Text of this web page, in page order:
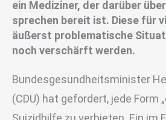
ein Mediziner, der darüber
sprechen bereit ist. Diese für
äußerst problematische
noch verschärft werden.
Bundesgesundheitsminister
(CDU) hat gefordert, jede Form